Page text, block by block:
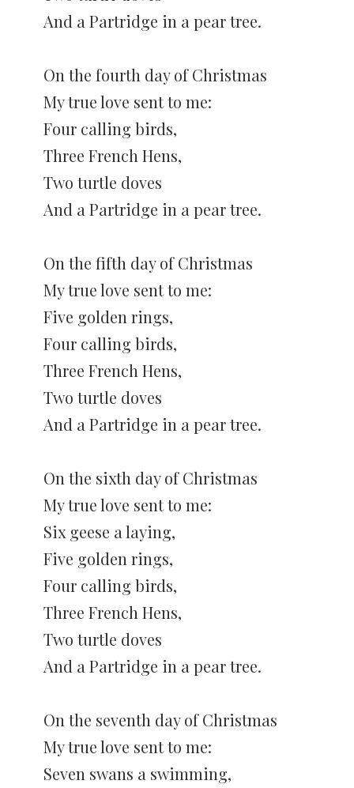
And a Partridge in a pear tree.
On the fourth day of Christmas
My true love sent to me:
Four calling birds,
Three French Hens,
Two turtle doves
And a Partridge in a pear tree.
On the fifth day of Christmas
My true love sent to me:
Five golden rings,
Four calling birds,
Three French Hens,
Two turtle doves
And a Partridge in a pear tree.
On the sixth day of Christmas
My true love sent to me:
Six geese a laying,
Five golden rings,
Four calling birds,
Three French Hens,
Two turtle doves
And a Partridge in a pear tree.
On the seventh day of Christmas
My true love sent to me:
Seven swans a swimming,